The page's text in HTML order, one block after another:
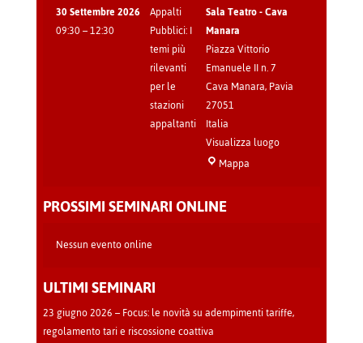
30 Settembre 2026
09:30–12:30
Appalti
Pubblici: I
temi più
rilevanti
per le
stazioni
appaltanti
Sala Teatro - Cava
Manara
Piazza Vittorio
Emanuele II n. 7
Cava Manara,Pavia
27051
Italia
Visualizza luogo
Mappa
PROSSIMI SEMINARI ONLINE
Nessun evento online
ULTIMI SEMINARI
23 giugno 2026 – Focus: le novità su adempimenti tariffe,
regolamento tari e riscossione coattiva